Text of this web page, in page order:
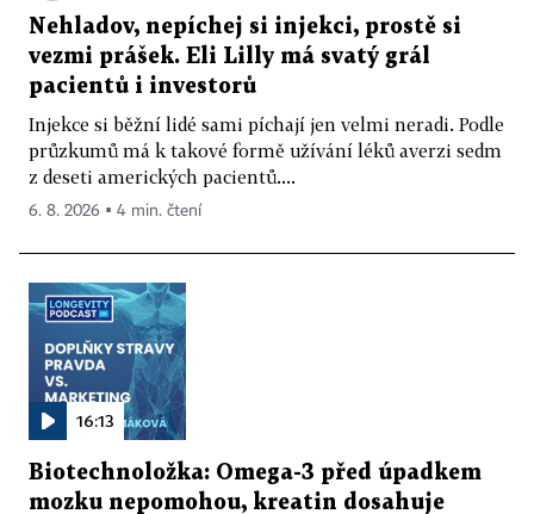
Nehladov, nepíchej si injekci, prostě si
vezmi prášek. Eli Lilly má svatý grál
pacientů i investorů
Injekce si běžní lidé sami píchají jen velmi neradi. Podle
průzkumů má k takové formě užívání léků averzi sedm
z deseti amerických pacientů....
6. 8. 2026 ▪ 4 min. čtení
16:13
Biotechnoložka: Omega-3 před úpadkem
mozku nepomohou, kreatin dosahuje